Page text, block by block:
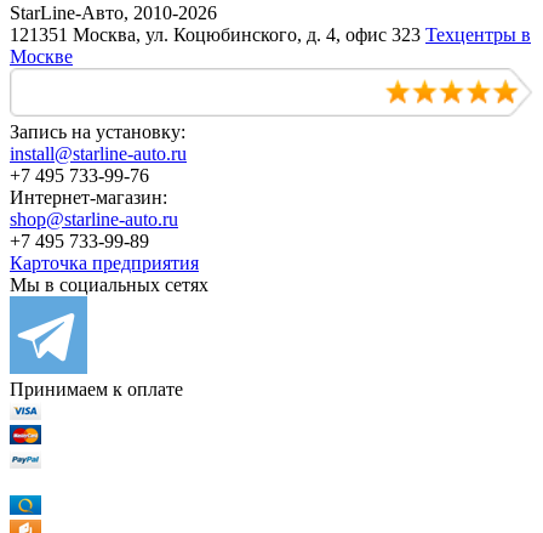
StarLine-Авто, 2010-2026
121351 Москва, ул. Коцюбинского, д. 4, офис 323 Техцентры в
Москве
Запись на установку:
install@starline-auto.ru
+7 495 733-99-76
Интернет-магазин:
shop@starline-auto.ru
+7 495 733-99-89
Карточка предприятия
Мы в социальных сетях
Принимаем к оплате